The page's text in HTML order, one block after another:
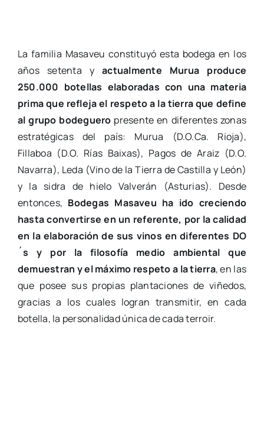
La familia Masaveu constituyó esta bodega en los
años setenta yactualmente Murua produce
250.000 botellas elaboradas con una materia
prima que refleja el respeto a la tierra que define
al grupo bodeguero presente en diferentes zonas
estratégicas del país: Murua (D.O.Ca. Rioja),
Fillaboa (D.O. Rías Baixas), Pagos de Araiz (D.O.
Navarra), Leda (Vino de la Tierra de Castilla y León)
y la sidra de hielo Valverán (Asturias). Desde
entonces, Bodegas Masaveu ha ido creciendo
hasta convertirse en un referente, por la calidad
en la elaboración de sus vinos en diferentes DO
´s y por la filosofía medio ambiental que
demuestran y el máximo respeto a la tierra, en las
que posee sus propias plantaciones de viñedos,
gracias a los cuales logran transmitir, en cada
botella, la personalidad única de cada terroir.